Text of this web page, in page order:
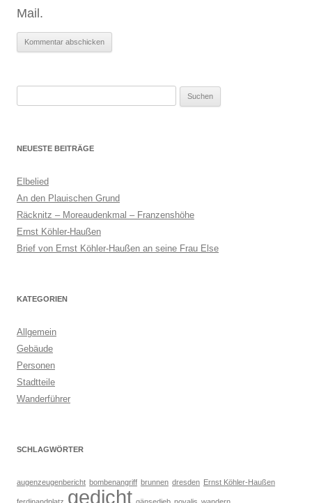
Mail.
NEUESTE BEITRÄGE
Elbelied
An den Plauischen Grund
Räcknitz – Moreaudenkmal – Franzenshöhe
Ernst Köhler-Haußen
Brief von Ernst Köhler-Haußen an seine Frau Else
KATEGORIEN
Allgemein
Gebäude
Personen
Stadtteile
Wanderführer
SCHLAGWÖRTER
augenzeugenbericht bombenangriff brunnen dresden Ernst Köhler-Haußen
gedicht